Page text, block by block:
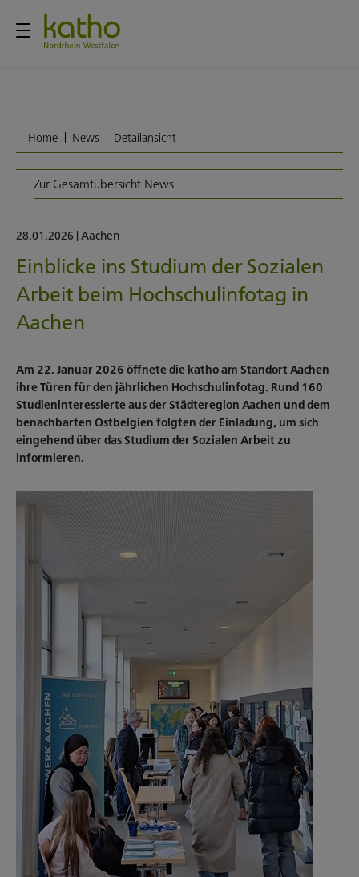
Home News Detailansicht
Zur Gesamtübersicht News
28.01.2026 Aachen
Einblicke ins Studium der Sozialen
Arbeit beim Hochschulinfotag in
Aachen
Am 22. Januar 2026 öffnete die katho am Standort Aachen
ihre Türen für den jährlichen Hochschulinfotag. Rund 160
Studieninteressierte aus der Städteregion Aachen und dem
benachbarten Ostbelgien folgten der Einladung, um sich
eingehend über das Studium der Sozialen Arbeit zu
informieren.